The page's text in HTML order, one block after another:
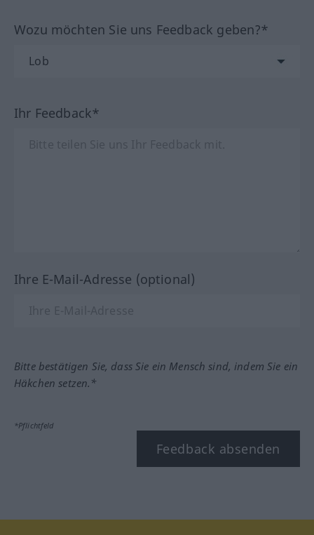
Wozu möchten Sie uns Feedback geben?*
Ihr Feedback*
Ihre E-Mail-Adresse (optional)
Bitte bestätigen Sie, dass Sie ein Mensch sind, indem Sie ein
Häkchen setzen.*
*Pflichtfeld
Feedback absenden